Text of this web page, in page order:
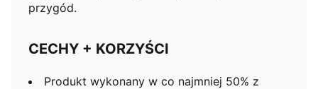
przygód.
CECHY + KORZYŚCI
Produkt wykonany w co najmniej 50% z